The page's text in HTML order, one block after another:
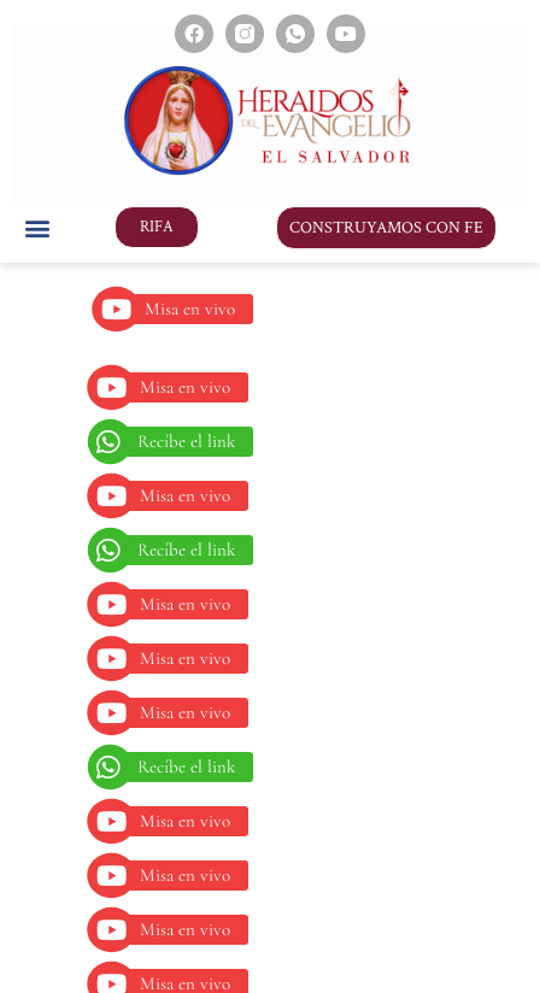
RIFA CONSTRUYAMOS CON FE
Misa en vivo
Misa en vivo
Recíbe el link
Misa en vivo
Recíbe el link
Misa en vivo
Misa en vivo
Misa en vivo
Recíbe el link
Misa en vivo
Misa en vivo
Misa en vivo
Misa en vivo